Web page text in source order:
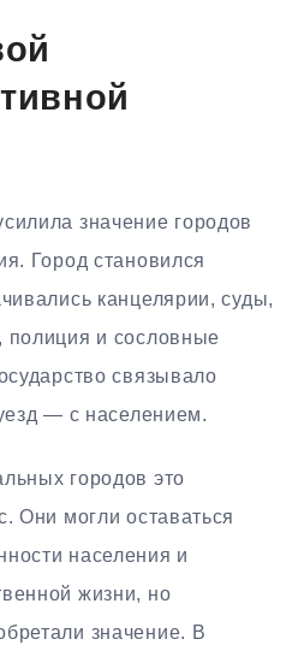
значение городов
Город становился
канцелярии, суды,
полиция и сословные
связывало
— с населением.
городов это
Они могли оставаться
населения и
жизни, но
значение. В